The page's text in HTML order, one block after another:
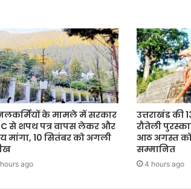
के मामले में सरकार
से शपथ पत्र वापस लेकर और
मांगा, 10 सितंबर को अगली
ago
उत्तराखंड की
रौतेली
आठ अगस्त
सम्मानित
4 hours ago